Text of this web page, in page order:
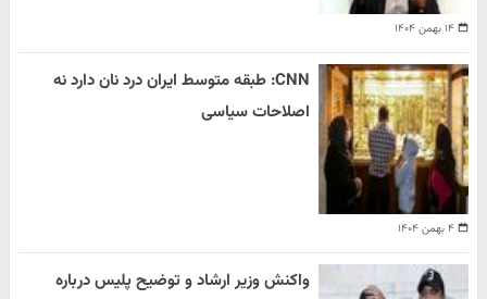
۱۴ بهمن ۱۴۰۴
۴ بهمن ۱۴۰۴
CNN: طبقه متوسط ایران درد نان دارد نه
اصلاحات سیاسی
واکنش وزیر ارشاد و توضیح پلیس درباره